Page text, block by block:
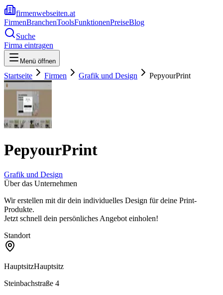
firmenwebseiten.at
FirmenBranchenToolsFunktionenPreiseBlog
Suche
Firma eintragen
Menü öffnen
Startseite Firmen Grafik und Design PepyourPrint
PepyourPrint
Grafik und Design
Über das Unternehmen
Wir erstellen mit dir dein individuelles Design für deine Print-
Produkte.
Jetzt schnell dein persönliches Angebot einholen!
Standort
HauptsitzHauptsitz
Steinbachstraße 4